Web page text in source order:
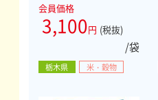
会員価格
3,100円 (税抜)
/袋
栃木県 米・穀物